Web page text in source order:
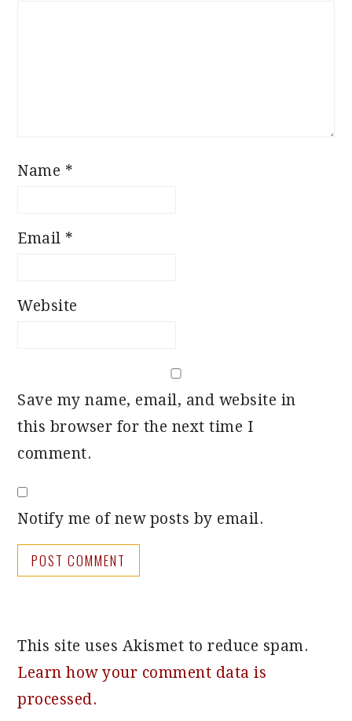
Name *
Email *
Website
Save my name, email, and website in
this browser for the next time I
comment.
Notify me of new posts by email.
This site uses Akismet to reduce spam.
Learn how your comment data is
processed.